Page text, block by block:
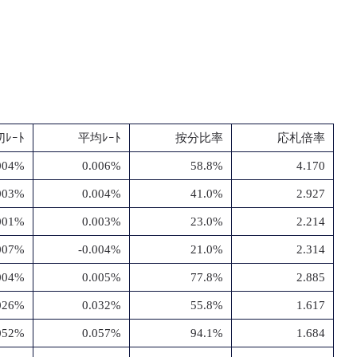
ﾚｰﾄ 平均ﾚｰﾄ 按分比率 応札倍率
0.006% 58.8% 4.170
0.004% 41.0% 2.927
0.003% 23.0% 2.214
-0.004% 21.0% 2.314
0.005% 77.8% 2.885
0.032% 55.8% 1.617
0.057% 94.1% 1.684